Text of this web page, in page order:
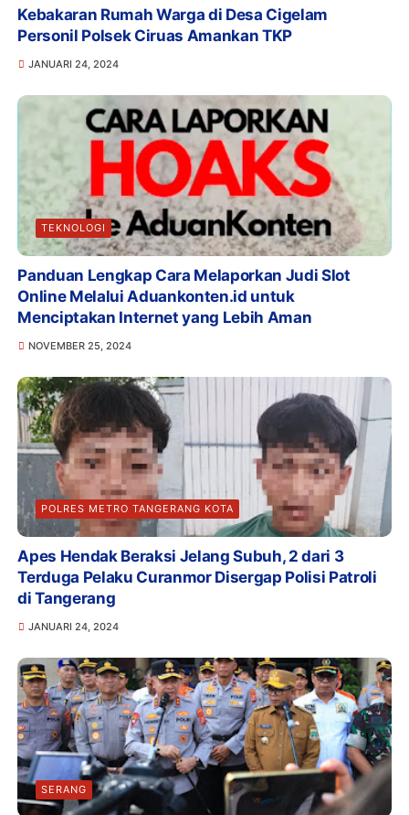
Kebakaran Rumah Warga di Desa Cigelam
Personil Polsek Ciruas Amankan TKP
JANUARI 24, 2024
TEKNOLOGI
Panduan Lengkap Cara Melaporkan Judi Slot
Online Melalui Aduankonten.id untuk
Menciptakan Internet yang Lebih Aman
NOVEMBER 25, 2024
POLRES METRO TANGERANG KOTA
Apes Hendak Beraksi Jelang Subuh, 2 dari 3
Terduga Pelaku Curanmor Disergap Polisi Patroli
di Tangerang
JANUARI 24, 2024
SERANG